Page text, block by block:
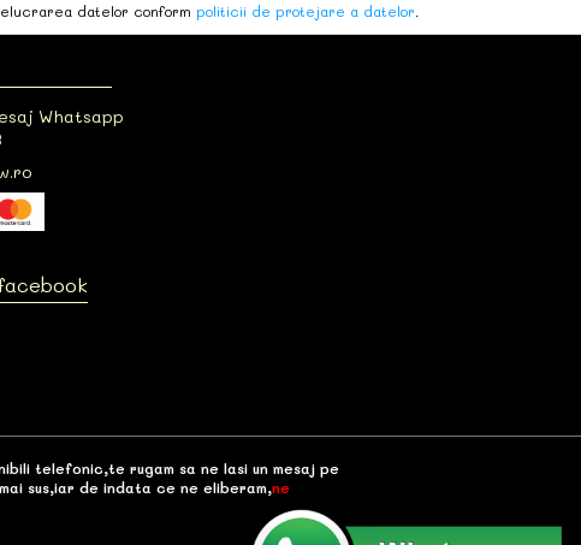
datelor conform politicii de protejare a datelor
Whatsapp
telefonic,te rugam sa ne lasi un mesaj pe
sus,iar de indata ce ne eliberam,ne